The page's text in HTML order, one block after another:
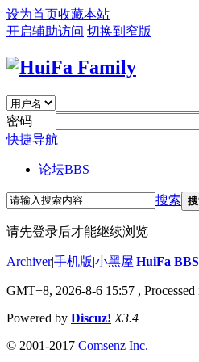
设为首页收藏本站
开启辅助访问 切换到窄版
密码
快捷导航
论坛BBS
搜索
请先登录后才能继续浏览
Archiver|手机版|小黑屋|HuiFa BBS
GMT+8, 2026-8-6 15:57 ,
Powered by Discuz! X3.4
© 2001-2017 Comsenz Inc.